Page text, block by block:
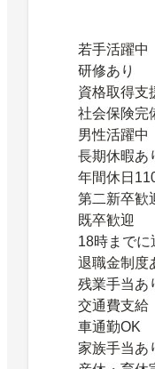
若手活躍中
研修あり
資格取得支
社会保険完
男性活躍中
長期休暇あ
年間休日
第二新卒歓
既卒歓迎
18時までに
退職金制度
残業手当あ
交通費支給
車通勤OK
家族手当あ